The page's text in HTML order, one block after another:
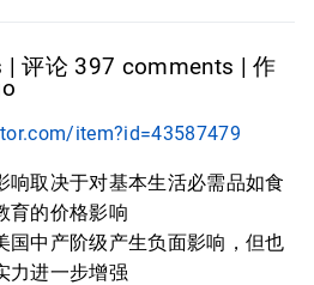
| 评论 397 comments | 作
item?id=43587479
响取决于对基本生活必需品如食
育的价格影响
国中产阶级产生负面影响，但也
力进一步增强